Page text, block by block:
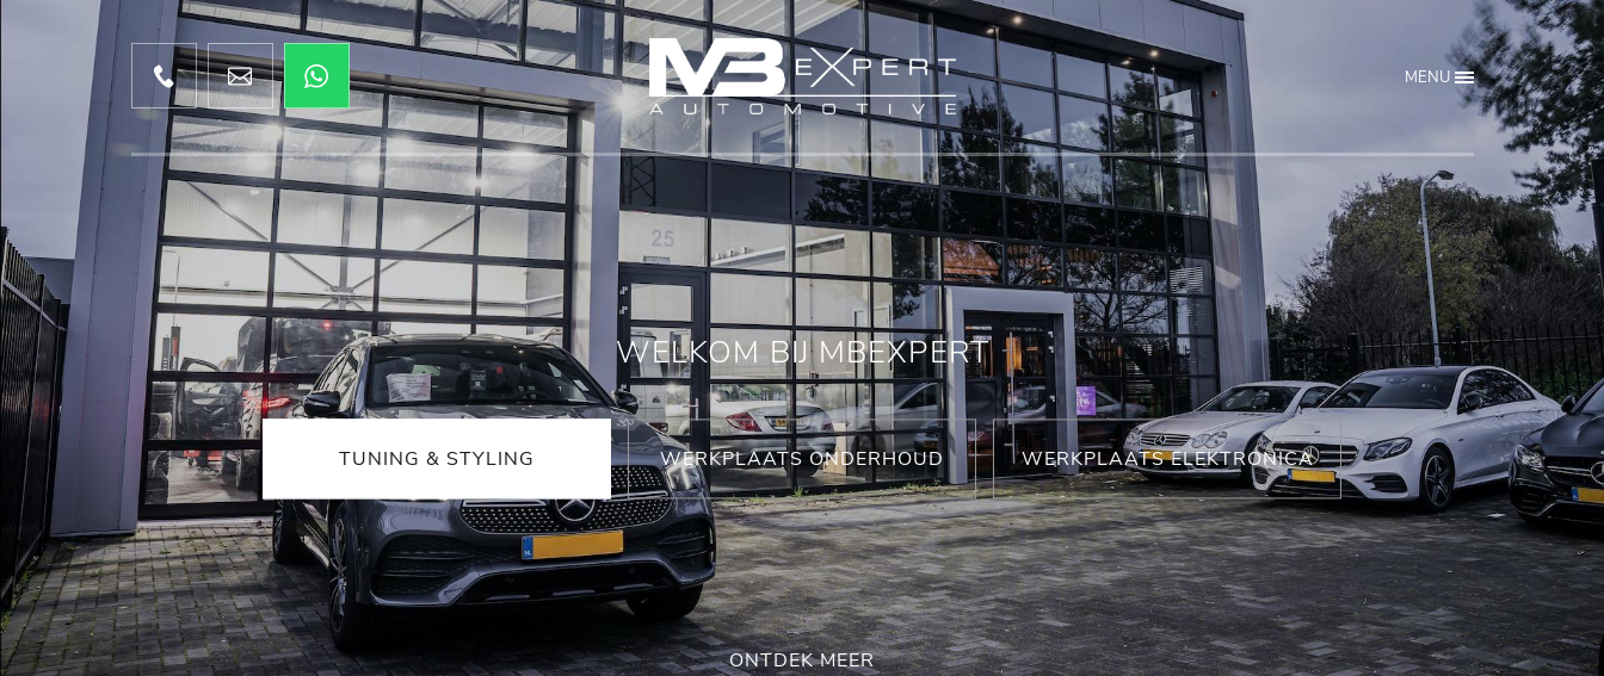
MENU
WELKOM BIJ MBEXPERT
TUNING & STYLING WERKPLAATS ONDERHOUD WERKPLAATS ELEKTRONICA
ONTDEK MEER